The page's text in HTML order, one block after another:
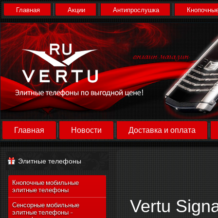
Главная Акции Антипрослушка
Главная Новости Доставка и оплата
Элитные телефоны
Кнопочные мобильные
элитные телефоны
Сенсорные мобильные
элитные телефоны -
Vertu